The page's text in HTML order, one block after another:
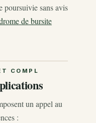
poursuivie sans avis
de bursite
un appel au
: